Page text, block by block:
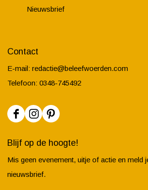
Nieuwsbrief
Contact
E-mail: redactie@beleefwoerden.com
Telefoon: 0348-745492
F
c
e
b
I
t
a
P
t
Blijf op de hoogte!
Mis geen evenement, uitje of actie en meld
nieuwsbrief.